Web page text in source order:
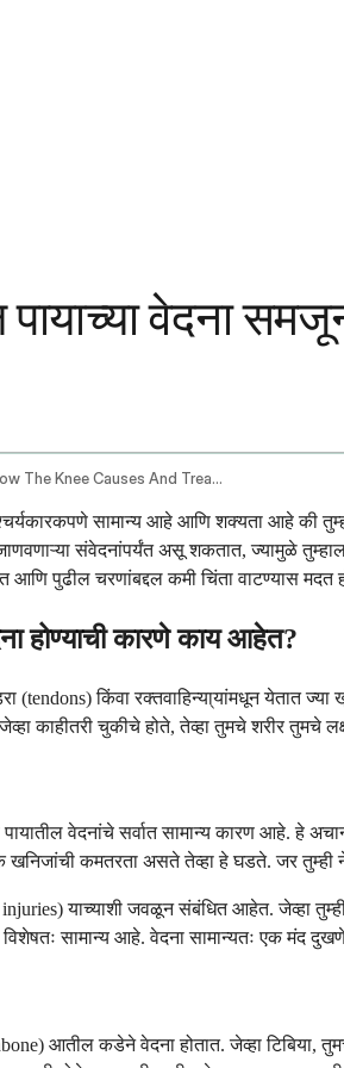
पायाच्या वेदना
Lower Leg Pain Below The Knee Causes And Treatment
सामान्य आहे आणि शक्यता आहे की
जाणवणाऱ्या संवेदनांपर्यंत असू शकतात, ज्यामुळे
पुढील चरणांबद्दल कमी चिंता वाटण्यास मदत
होण्याची कारणे काय आहेत?
(tendons) किंवा रक्तवाहिन्या्यांमधून
काहीतरी चुकीचे होते, तेव्हा तुमचे शरीर
वेदनांचे सर्वात सामान्य कारण आहे. हे
खनिजांची कमतरता असते तेव्हा हे घडते. जर
injuries) याच्याशी जवळून संबंधित आहेत. जेव्हा
सामान्य आहे. वेदना सामान्यतः एक मंद
आतील कडेने वेदना होतात. जेव्हा टिबिया,